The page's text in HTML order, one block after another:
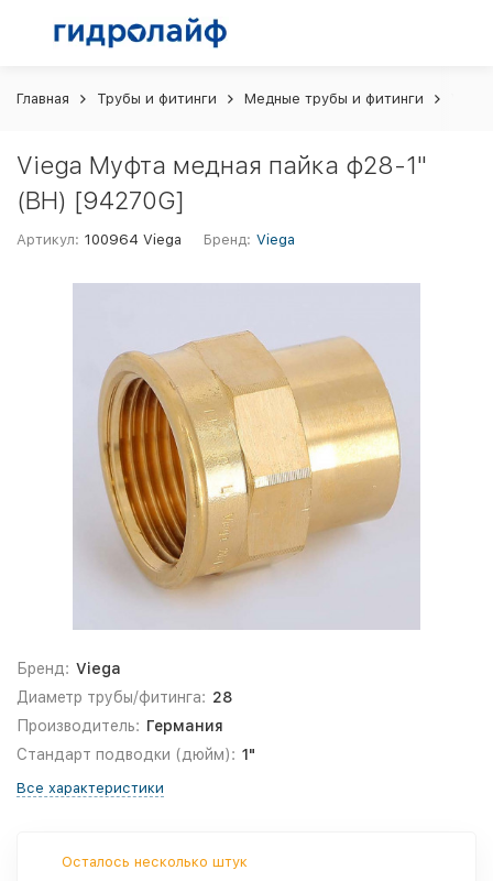
Главная Трубы и фитинги Медные трубы и фитинги
Viega Муфта медная пайка ф28-1"
(ВН) [94270G]
Артикул: 100964 Viega Бренд: Viega
Бренд: Viega
Диаметр трубы/фитинга: 28
Производитель: Германия
Стандарт подводки (дюйм): 1"
Все характеристики
Осталось несколько штук